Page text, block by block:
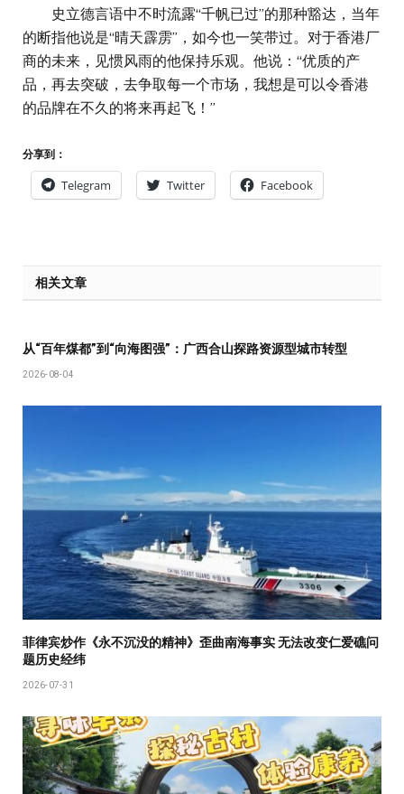
史立德言语中不时流露“千帆已过”的那种豁达，当年
的断指他说是“晴天霹雳”，如今也一笑带过。对于香港厂
商的未来，见惯风雨的他保持乐观。他说：“优质的产
品，再去突破，去争取每一个市场，我想是可以令香港
的品牌在不久的将来再起飞！”
分享到：
Telegram Twitter Facebook
相关文章
从“百年煤都”到“向海图强”：广西合山探路资源型城市转型
2026-08-04
菲律宾炒作《永不沉没的精神》歪曲南海事实 无法改变仁爱礁问
题历史经纬
2026-07-31